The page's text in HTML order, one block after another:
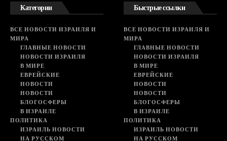
Категории
ВСЕ НОВОСТИ ИЗРАИЛЯ И
МИРА
ГЛАВНЫЕ НОВОСТИ
НОВОСТИ ИЗРАИЛЯ
В МИРЕ
ЕВРЕЙСКИЕ
НОВОСТИ
НОВОСТИ
БЛОГОСФЕРЫ
В ИЗРАИЛЕ
ПОЛИТИКА
ИЗРАИЛЬ НОВОСТИ
НА РУССКОМ
Быстрые ссылки
ВСЕ НОВОСТИ ИЗРАИЛЯ И
МИРА
ГЛАВНЫЕ НОВОСТИ
НОВОСТИ ИЗРАИЛЯ
В МИРЕ
ЕВРЕЙСКИЕ
НОВОСТИ
НОВОСТИ
БЛОГОСФЕРЫ
В ИЗРАИЛЕ
ПОЛИТИКА
ИЗРАИЛЬ НОВОСТИ
НА РУССКОМ